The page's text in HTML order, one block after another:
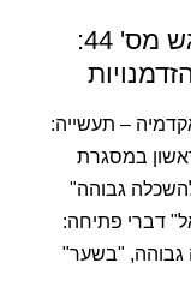
הפורום להשכלה גבוהה: מפגש מס' 44:
הפורום להשכלה גבוהה מס' 44:אקדמיה – תעשייה:
מפגש ראשון במסגרת
גבוהה"
דברי פתיחה:
גבוהה, "בשער"